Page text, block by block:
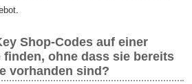
Shop-Codes auf einer
finden, ohne dass sie bereits
vorhanden sind?